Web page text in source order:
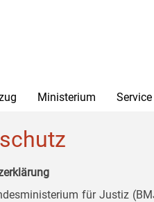
Ministerium Service
für Justiz